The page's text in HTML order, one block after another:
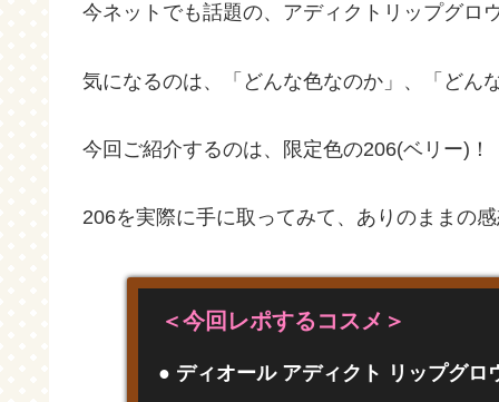
今ネットでも話題の、アディクトリップグロ
気になるのは、「どんな色なのか」、「どん
今回ご紹介するのは、限定色の206(ベリー)！
206を実際に手に取ってみて、ありのままの
＜今回レポするコスメ＞
● ディオール アディクト リップグロ